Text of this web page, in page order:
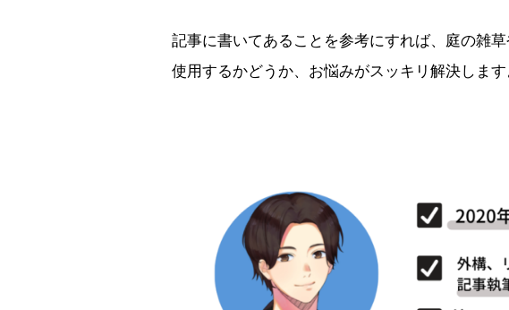
記事に書いてあることを参考にすれば、庭の雑
使用するかどうか、お悩みがスッキリ解決します